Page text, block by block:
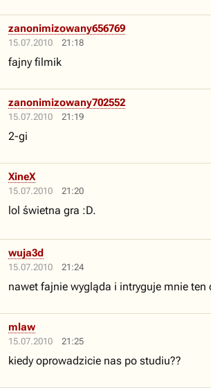
15.07.2010 21:18
zanonimizowany656769
fajny filmik
15.07.2010 21:19
zanonimizowany702552
2-gi
15.07.2010 21:20
XineX
lol świetna gra :D.
15.07.2010 21:24
wuja3d
nawet fajnie wygląda i intryguje mnie ten
15.07.2010 21:25
mlaw
kiedy oprowadzicie nas po studiu??